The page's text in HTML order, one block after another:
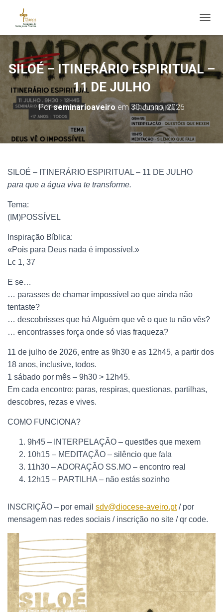
SILOÉ – ITINERÁRIO ESPIRITUAL –
11 DE JULHO
Porseminarioaveiro em 30 Junho, 2026
SILOÉ – ITINERÁRIO ESPIRITUAL – 11 DE JULHO
para que a água viva te transforme.
Tema:
(IM)POSSÍVEL
Inspiração Bíblica:
«Pois para Deus nada é impossível.»
Lc 1, 37
E se…
… parasses de chamar impossível ao que ainda não
tentaste?
… descobrisses que há Alguém que vê o que tu não vês?
… encontrasses força onde só vias fraqueza?
11 de julho de 2026, entre as 9h30 e as 12h45, a partir dos
18 anos, inclusive, todos.
1 sábado por mês – 9h30 > 12h45.
Em cada encontro: paras, respiras, questionas, partilhas,
descobres, rezas e vives.
COMO FUNCIONA?
9h45 – INTERPELAÇÃO – questões que mexem
10h15 – MEDITAÇÃO – silêncio que fala
11h30 – ADORAÇÃO SS.MO – encontro real
12h15 – PARTILHA – não estás sozinho
INSCRIÇÃO – por email sdv@diocese-aveiro.pt/ por
mensagem nas redes sociais / inscrição no site / qr code.